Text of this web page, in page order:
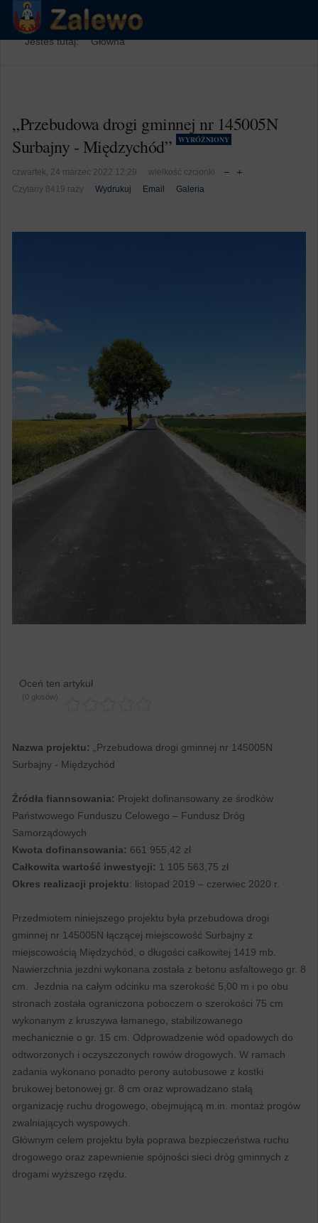
Jesteś tutaj: Główna
„Przebudowa drogi gminnej nr 145005N
Surbajny - Międzychód”
WYRÓŻNIONY
czwartek, 24 marzec 2022 12:29
wielkość czcionki
Czytany 8419 razy
Wydrukuj Email Galeria
Oceń ten artykuł
(0 głosów)
Nazwa projektu:
„Przebudowa drogi gminnej nr 145005N
Surbajny - Międzychód
Źródła fiannsowania: Projekt dofinansowany ze środków
Państwowego Funduszu Celowego – Fundusz Dróg
Samorządowych
Kwota dofinansowania: 661 955,42 zł
Całkowita wartość inwestycji: 1 105 563,75 zł
Okres realizacji projektu: listopad 2019 – czerwiec 2020 r.
Przedmiotem niniejszego projektu była przebudowa drogi
gminnej nr 145005N łączącej miejscowość Surbajny z
miejscowością Międzychód, o długości całkowitej 1419 mb.
Nawierzchnia jezdni wykonana została z betonu asfaltowego gr. 8
cm. Jezdnia na całym odcinku ma szerokość 5,00 m i po obu
stronach została ograniczona poboczem o szerokości 75 cm
wykonanym z kruszywa łamanego, stabilizowanego
mechanicznie o gr. 15 cm. Odprowadzenie wód opadowych do
odtworzonych i oczyszczonych rowów drogowych. W ramach
zadania wykonano ponadto perony autobusowe z kostki
brukowej betonowej gr. 8 cm oraz wprowadzano stałą
organizację ruchu drogowego, obejmującą m.in. montaż progów
zwalniających wyspowych.
Głównym celem projektu była poprawa bezpieczeństwa ruchu
drogowego oraz zapewnienie spójności sieci dróg gminnych z
drogami wyższego rzędu.